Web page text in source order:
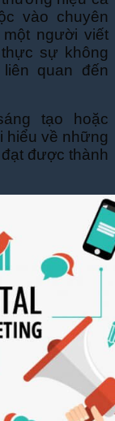
vào chuyên
người viết
sự không
quan đến
tạo hoặc
hiểu về những
được thành